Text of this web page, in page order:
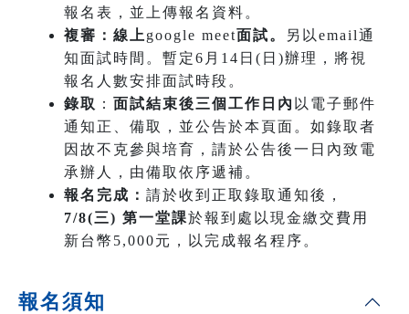
報名表，並上傳報名資料。
複審：線上 google meet面試。
另以email通
知面試時間。暫定6月14日(日)辦理，將視
報名人數安排面試時段。
錄取 ： 面試結束後三個工作日內 以電子郵件
通知正、備取，並公告於本頁面。如錄取者
因故不克參與培育，請於公告後一日內致電
承辦人，由備取依序遞補。
報名完成： 請於收到正取錄取通知後，
7/8(三) 第一堂課於報到處以現金繳交費用
新台幣5,000元，以完成報名程序。
報名須知